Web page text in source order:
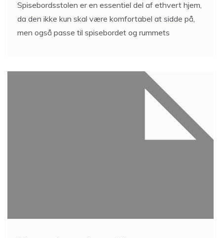
Spisebordsstolen er en essentiel del af ethvert hjem,
da den ikke kun skal være komfortabel at sidde på,
men også passe til spisebordet og rummets